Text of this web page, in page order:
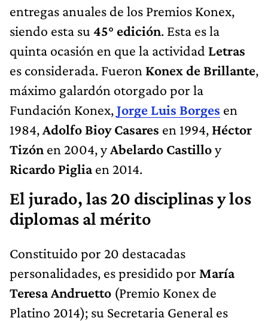
entregas anuales de los Premios Konex,
siendo esta su 45° edición. Esta es la
quinta ocasión en que la actividad Letras
es considerada. Fueron Konex de Brillante,
máximo galardón otorgado por la
Fundación Konex,Jorge Luis Borges en
1984,Adolfo Bioy Casares en 1994, Héctor
Tizón en 2004, yAbelardo Castilloy
Ricardo Pigliaen 2014.
El jurado, las 20 disciplinas y los
diplomas al mérito
Constituido por 20 destacadas
personalidades, es presidido por María
Teresa Andruetto (Premio Konex de
Platino 2014); su Secretaria General es